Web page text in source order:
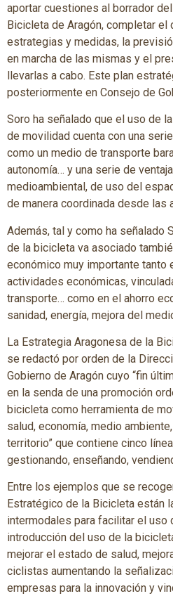
aportar cuestiones al borrador
Bicicleta de Aragón, completar el
estrategias y medidas, la
en marcha de las mismas y el
llevarlas a cabo. Este plan
posteriormente en Consejo de
Soro ha señalado que el uso de
de movilidad cuenta con una
como un medio de transporte
autonomía… y una serie de
medioambiental, de uso del
de manera coordinada desde las
Además, tal y como ha señalado
de la bicicleta va asociado
económico muy importante tanto
actividades económicas,
transporte… como en el ahorro
sanidad, energía, mejora del
La Estrategia Aragonesa de la
se redactó por orden de la
Gobierno de Aragón cuyo “fin
en la senda de una promoción
bicicleta como herramienta de
salud, economía, medio
territorio” que contiene cinco
gestionando, enseñando,
Entre los ejemplos que se
Estratégico de la Bicicleta están
intermodales para facilitar el uso
introducción del uso de la
mejorar el estado de salud,
ciclistas aumentando la
empresas para la innovación y